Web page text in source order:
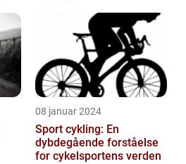
08 januar 2024
Sport cykling: En
dybdegående forståelse
for cykelsportens verden